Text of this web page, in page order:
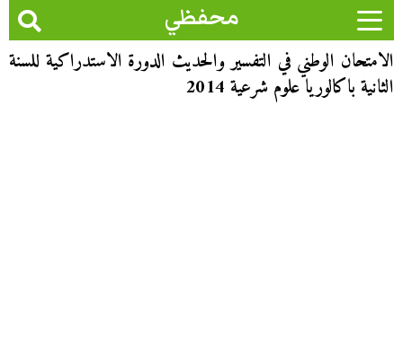
محفظي
الامتحان الوطني في التفسير والحديث الدورة الاستدراكية للسنة
الثانية باكالوريا علوم شرعية 2014